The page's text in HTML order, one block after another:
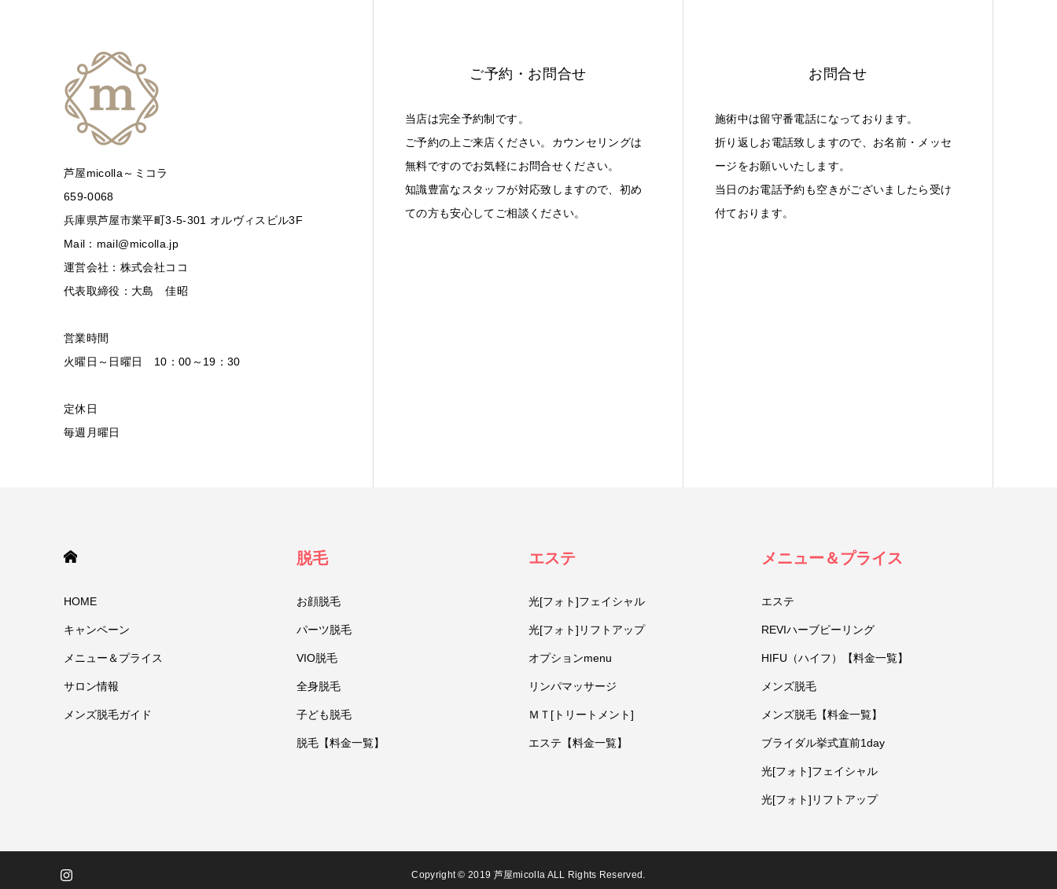
芦屋micolla～ミコラ
659-0068
兵庫県芦屋市業平町3-5-301 オルヴィスビル3F
Mail：mail@micolla.jp
運営会社：株式会社ココ
代表取締役：大島 佳昭
営業時間
火曜日～日曜日 10：00～19：30
定休日
毎週月曜日
ご予約・お問合せ
当店は完全予約制です。
ご予約の上ご来店ください。カウンセリングは
無料ですのでお気軽にお問合せください。
知識豊富なスタッフが対応致しますので、初め
ての方も安心してご相談ください。
お問合せ
施術中は留守番電話になっております。
折り返しお電話致しますので、お名前・メッセ
ージをお願いいたします。
当日のお電話予約も空きがございましたら受け
付ております。
HOME
キャンペーン
メニュー＆プライス
サロン情報
メンズ脱毛ガイド
脱毛
お顔脱毛
パーツ脱毛
VIO脱毛
全身脱毛
子ども脱毛
脱毛【料金一覧】
エステ
光[フォト]フェイシャル
光[フォト]リフトアップ
オプションmenu
リンパマッサージ
ＭＴ[トリートメント]
エステ【料金一覧】
メニュー＆プライス
エステ
REVIハーブピーリング
HIFU（ハイフ）【料金一覧】
メンズ脱毛
メンズ脱毛【料金一覧】
ブライダル挙式直前1day
光[フォト]フェイシャル
光[フォト]リフトアップ
Copyright © 2019 芦屋micolla ALL Rights Reserved.